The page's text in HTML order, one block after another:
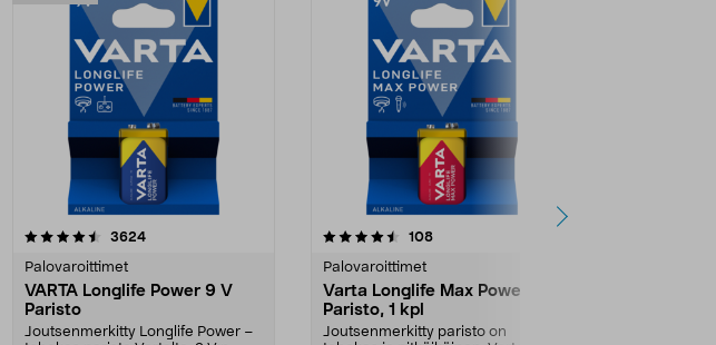
3624arvostelut
Palovaroittimet
VARTA Longlife Power 9 V
Paristo
Joutsenmerkitty Longlife Power –
4.5 viidestä
108arvostelut
Palovaroittimet
Varta Longlife Max Power 9 V
Paristo, 1 kpl
Joutsenmerkitty paristo on
4.5 viidestä